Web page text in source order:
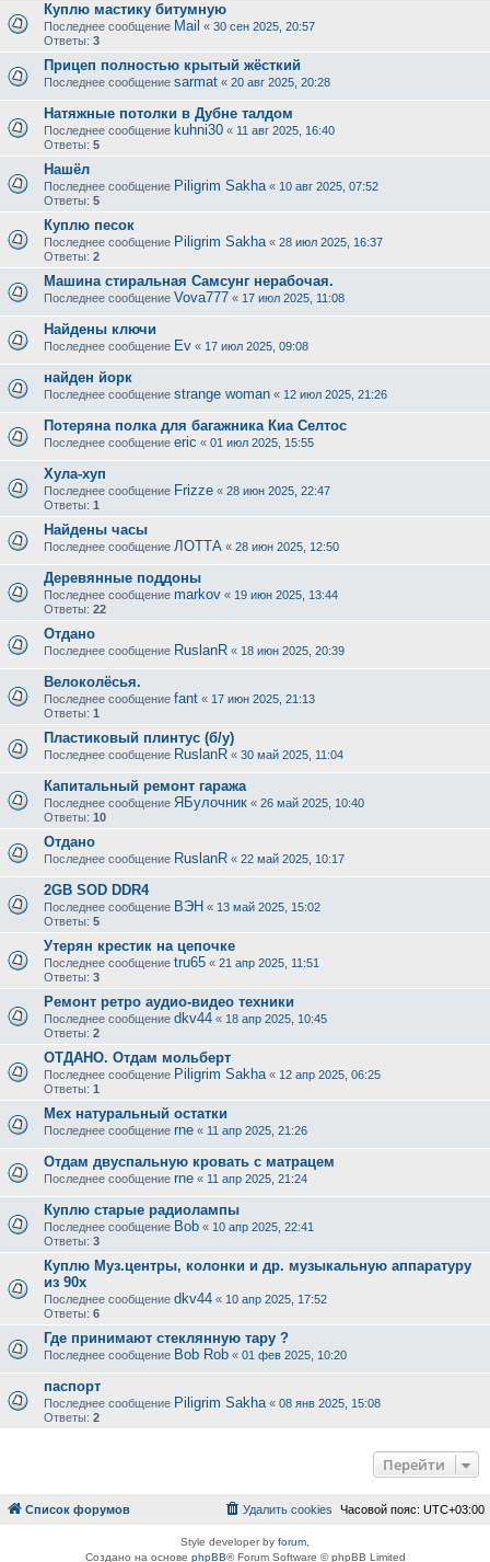
Куплю мастику битумную
Последнее сообщение Mail « 30 сен 2025, 20:57
Ответы: 3
Прицеп полностью крытый жёсткий
Последнее сообщение sarmat « 20 авг 2025, 20:28
Натяжные потолки в Дубне талдом
Последнее сообщение kuhni30 « 11 авг 2025, 16:40
Ответы: 5
Нашёл
Последнее сообщение Piligrim Sakha « 10 авг 2025, 07:52
Ответы: 5
Куплю песок
Последнее сообщение Piligrim Sakha « 28 июл 2025, 16:37
Ответы: 2
Машина стиральная Самсунг нерабочая.
Последнее сообщение Vova777 « 17 июл 2025, 11:08
Найдены ключи
Последнее сообщение Ev « 17 июл 2025, 09:08
найден йорк
Последнее сообщение strange woman « 12 июл 2025, 21:26
Потеряна полка для багажника Киа Селтос
Последнее сообщение eric « 01 июл 2025, 15:55
Хула-хуп
Последнее сообщение Frizze « 28 июн 2025, 22:47
Ответы: 1
Найдены часы
Последнее сообщение ЛОТТА « 28 июн 2025, 12:50
Деревянные поддоны
Последнее сообщение markov « 19 июн 2025, 13:44
Ответы: 22
Отдано
Последнее сообщение RuslanR « 18 июн 2025, 20:39
Велоколёсья.
Последнее сообщение fant « 17 июн 2025, 21:13
Ответы: 1
Пластиковый плинтус (б/у)
Последнее сообщение RuslanR « 30 май 2025, 11:04
Капитальный ремонт гаража
Последнее сообщение ЯБулочник « 26 май 2025, 10:40
Ответы: 10
Отдано
Последнее сообщение RuslanR « 22 май 2025, 10:17
2GB SOD DDR4
Последнее сообщение ВЭН « 13 май 2025, 15:02
Ответы: 5
Утерян крестик на цепочке
Последнее сообщение tru65 « 21 апр 2025, 11:51
Ответы: 3
Ремонт ретро аудио-видео техники
Последнее сообщение dkv44 « 18 апр 2025, 10:45
Ответы: 2
ОТДАНО. Отдам мольберт
Последнее сообщение Piligrim Sakha « 12 апр 2025, 06:25
Ответы: 1
Мех натуральный остатки
Последнее сообщение rne « 11 апр 2025, 21:26
Отдам двуспальную кровать с матрацем
Последнее сообщение rne « 11 апр 2025, 21:24
Куплю старые радиолампы
Последнее сообщение Bob « 10 апр 2025, 22:41
Ответы: 3
Куплю Муз.центры, колонки и др. музыкальную аппаратуру
из 90х
Последнее сообщение dkv44 « 10 апр 2025, 17:52
Ответы: 6
Где принимают стеклянную тару ?
Последнее сообщение Bob Rob « 01 фев 2025, 10:20
паспорт
Последнее сообщение Piligrim Sakha « 08 янв 2025, 15:08
Ответы: 2
Перейти
Список форумов Часовой пояс: UTC+03:00
Удалить cookies
Style developer by forum
Создано на основе phpBB® Forum Software © phpBB Limited